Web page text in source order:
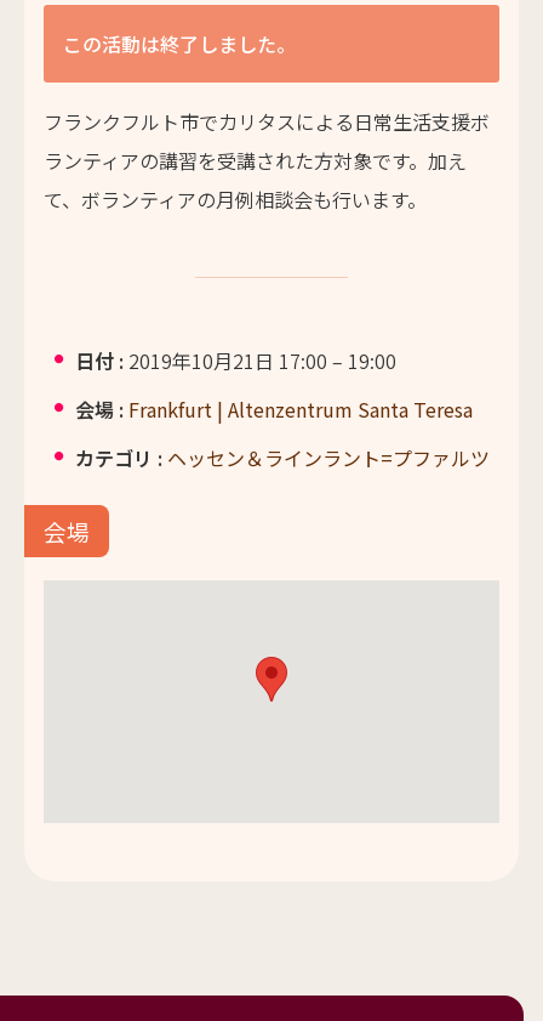
この活動は終了しました。
フランクフルト市でカリタスによる日常生活支援ボ
ランティアの講習を受講された方対象です。加え
て、ボランティアの月例相談会も行います。
日付 : 2019年10月21日 17:00 – 19:00
会場 : Frankfurt | Altenzentrum Santa Teresa
カテゴリ : ヘッセン＆ラインラント=プファルツ
会場